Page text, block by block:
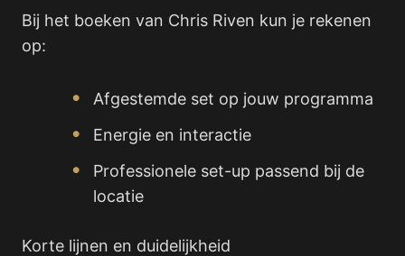
Bij het boeken van Chris Riven kun je rekenen
op:
Afgestemde set op jouw programma
Energie en interactie
Professionele set-up passend bij de
locatie
Korte lijnen en duidelijkheid